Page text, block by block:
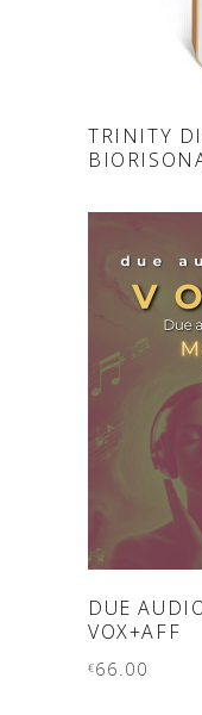
TRINITY
DUE
VOX+AFF
€66.00